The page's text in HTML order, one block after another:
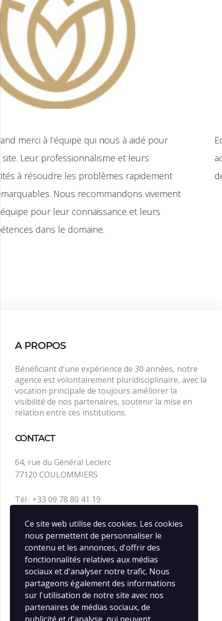
Equipe très professionnelle qui nous a
accompagné et nous a proposé des solutions de
développement pour notre site. Merci beaucoup !
A PROPOS
Bénéficiant d'une expérience de 30 années, notre
agence est volontairement pluridisciplinaire, avec la
vocation principale de toujours améliorer la
visibilité de nos partenaires, soutenir la mise en
relation entre ces institutions.
CONTACT
64, rue du Général Leclerc
77120 COULOMMIERS
Tél : +33 09 78 80 41 19
SOCIAL MEDIA
Ce site web utilise des cookies. Les cookies
nous permettent de personnaliser le
contenu et les annonces, d'offrir des
fonctionnalités relatives aux médias
sociaux et d'analyser notre trafic. Nous
partageons également des informations
sur l'utilisation de notre site avec nos
partenaires de médias sociaux, de